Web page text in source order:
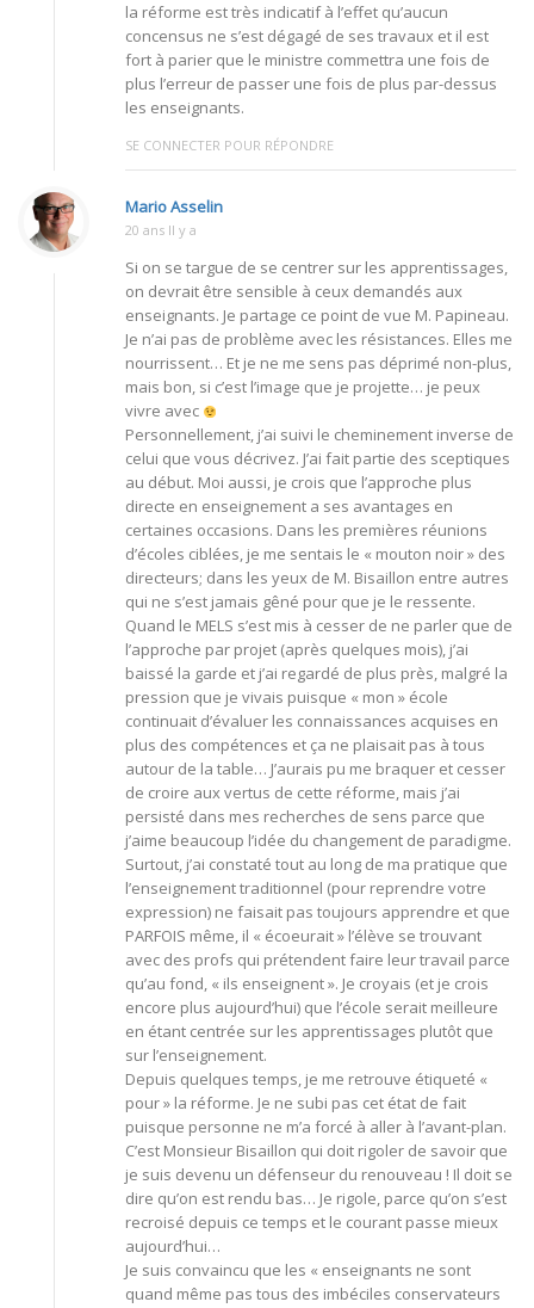
la réforme est très indicatif à l’effet qu’aucun
concensus ne s’est dégagé de ses travaux et il est
fort à parier que le ministre commettra une fois de
plus l’erreur de passer une fois de plus par-dessus
les enseignants.
SE CONNECTER POUR RÉPONDRE
Mario Asselin
20 ans Il y a
Si on se targue de se centrer sur les apprentissages,
on devrait être sensible à ceux demandés aux
enseignants. Je partage ce point de vue M. Papineau.
Je n’ai pas de problème avec les résistances. Elles me
nourrissent… Et je ne me sens pas déprimé non-plus,
mais bon, si c’est l’image que je projette… je peux
vivre avec
Personnellement, j’ai suivi le cheminement inverse de
celui que vous décrivez. J’ai fait partie des sceptiques
au début. Moi aussi, je crois que l’approche plus
directe en enseignement a ses avantages en
certaines occasions. Dans les premières réunions
d’écoles ciblées, je me sentais le « mouton noir » des
directeurs; dans les yeux de M. Bisaillon entre autres
qui ne s’est jamais gêné pour que je le ressente.
Quand le MELS s’est mis à cesser de ne parler que de
l’approche par projet (après quelques mois), j’ai
baissé la garde et j’ai regardé de plus près, malgré la
pression que je vivais puisque « mon » école
continuait d’évaluer les connaissances acquises en
plus des compétences et ça ne plaisait pas à tous
autour de la table… J’aurais pu me braquer et cesser
de croire aux vertus de cette réforme, mais j’ai
persisté dans mes recherches de sens parce que
j’aime beaucoup l’idée du changement de paradigme.
Surtout, j’ai constaté tout au long de ma pratique que
l’enseignement traditionnel (pour reprendre votre
expression) ne faisait pas toujours apprendre et que
PARFOIS même, il « écoeurait » l’élève se trouvant
avec des profs qui prétendent faire leur travail parce
qu’au fond, « ils enseignent ». Je croyais (et je crois
encore plus aujourd’hui) que l’école serait meilleure
en étant centrée sur les apprentissages plutôt que
sur l’enseignement.
Depuis quelques temps, je me retrouve étiqueté «
pour » la réforme. Je ne subi pas cet état de fait
puisque personne ne m’a forcé à aller à l’avant-plan.
C’est Monsieur Bisaillon qui doit rigoler de savoir que
je suis devenu un défenseur du renouveau ! Il doit se
dire qu’on est rendu bas… Je rigole, parce qu’on s’est
recroisé depuis ce temps et le courant passe mieux
aujourd’hui…
Je suis convaincu que les « enseignants ne sont
quand même pas tous des imbéciles conservateurs